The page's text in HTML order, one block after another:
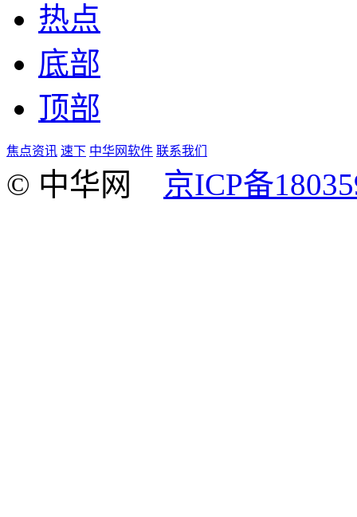
热点
底部
顶部
焦点资讯 速下 中华网软件 联系我们
© 中华网 京ICP备